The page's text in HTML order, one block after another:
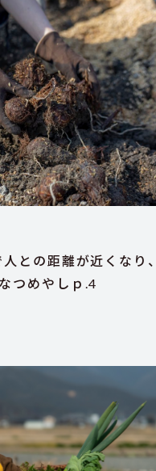
との距離が近くなり、
つめやしｐ.4